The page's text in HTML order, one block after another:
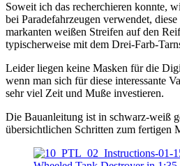
Soweit ich das recherchieren konnte,
bei Paradefahrzeugen verwendet,
markanten weißen Streifen auf den
typischerweise mit dem Drei-Farb-
Leider liegen keine Masken für die
wenn man sich für diese interessante
sehr viel Zeit und Muße investieren.
Die Bauanleitung ist in schwarz-weiß
übersichtlichen Schritten zum fertigen